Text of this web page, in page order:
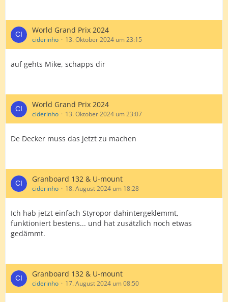
World Grand Prix 2024
ciderinho 13. Oktober 2024 um 23:15
auf gehts Mike, schapps dir
World Grand Prix 2024
ciderinho 13. Oktober 2024 um 23:07
De Decker muss das jetzt zu machen
Granboard 132 & U-mount
ciderinho 18. August 2024 um 18:28
Ich hab jetzt einfach Styropor dahintergeklemmt,
funktioniert bestens... und hat zusätzlich noch etwas
gedämmt.
Granboard 132 & U-mount
ciderinho 17. August 2024 um 08:50